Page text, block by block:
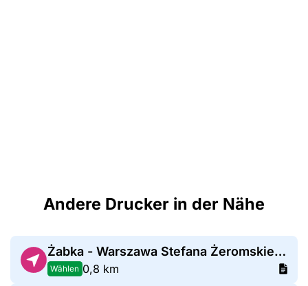
Andere Drucker in der Nähe
Żabka - Warszawa Stefana Żeromskiego 1
Wählen 0,8 km